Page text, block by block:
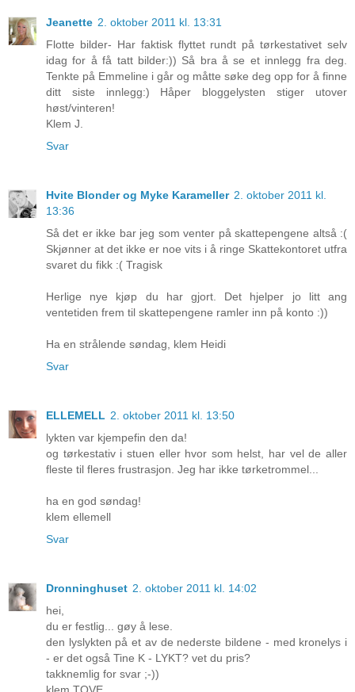
Jeanette 2. oktober 2011 kl. 13:31
Flotte bilder- Har faktisk flyttet rundt på tørkestativet selv
idag for å få tatt bilder:)) Så bra å se et innlegg fra deg.
Tenkte på Emmeline i går og måtte søke deg opp for å finne
ditt siste innlegg:) Håper bloggelysten stiger utover
høst/vinteren!
Klem J.
Svar
Hvite Blonder og Myke Karameller 2. oktober 2011 kl.
13:36
Så det er ikke bar jeg som venter på skattepengene altså :(
Skjønner at det ikke er noe vits i å ringe Skattekontoret utfra
svaret du fikk :( Tragisk
Herlige nye kjøp du har gjort. Det hjelper jo litt ang
ventetiden frem til skattepengene ramler inn på konto :))
Ha en strålende søndag, klem Heidi
Svar
ELLEMELL 2. oktober 2011 kl. 13:50
lykten var kjempefin den da!
og tørkestativ i stuen eller hvor som helst, har vel de aller
fleste til fleres frustrasjon. Jeg har ikke tørketrommel...
ha en god søndag!
klem ellemell
Svar
Dronninghuset 2. oktober 2011 kl. 14:02
hei,
du er festlig... gøy å lese.
den lyslykten på et av de nederste bildene - med kronelys i
- er det også Tine K - LYKT? vet du pris?
takknemlig for svar ;-))